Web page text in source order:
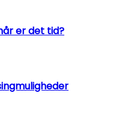
er det tid?